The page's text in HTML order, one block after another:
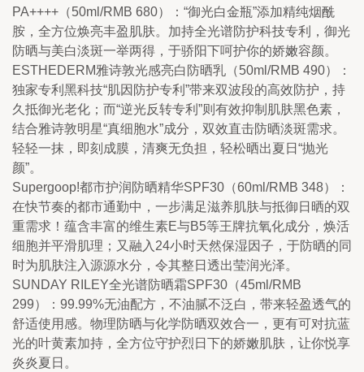
PA++++（50ml/RMB 680）：“御光白金瓶”添加精纯烟酰
胺，全方位焕亮丰盈肌肤。加持全光谱防护科技专利，御光
防晒与美白淡斑一举两得，于骄阳下呵护你的娇嫩容颜。
ESTHEDERM雅诗敦光感亮白防晒乳（50ml/RMB 490）：
独家专利黑科技“肌因防护专利”带来双波段的高效防护，持
久抵御光老化；而“逆光反转专利”则有效抑制肌肤黑色素，
结合雅诗敦明星“真细胞水”成分，双效直击防晒淡斑需求。
轻轻一抹，即刻成膜，清爽无负担，轻松晒出夏日“抛光
颜”。
Supergoop!都市护润防晒精华SPF30（60ml/RMB 348）：
在快节奏的都市通勤中，一步满足滋养肌肤与抵御日晒的双
重需求！蕴含丰富的维生素E与B5等王牌抗氧化成分，焕活
细胞并平滑肌理；又融入24小时天然保湿因子，于防晒的同
时为肌肤注入源源水分，令其整日透出莹润光泽。
SUNDAY RILEY全光谱防晒霜SPF30（45ml/RMB
299）：99.99%无油配方，不油腻不泛白，带来轻盈透气的
舒适使用感。物理防晒与化学防晒双效合一，更有可对抗蓝
光的叶黄素加持，全方位守护烈日下的娇嫩肌肤，让你悦享
炎炎夏日。